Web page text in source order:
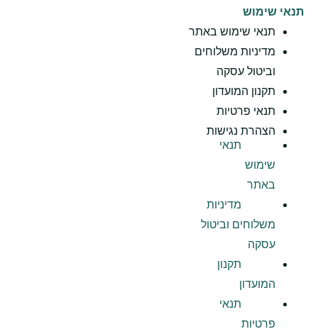
תנאי שימוש
תנאי שימוש באתר
מדיניות משלוחים
וביטול עסקה
תקנון המועדון
תנאי פרטיות
הצהרת נגישות
תנאי
שימוש
באתר
מדיניות
משלוחים וביטול
עסקה
תקנון
המועדון
תנאי
פרטיות